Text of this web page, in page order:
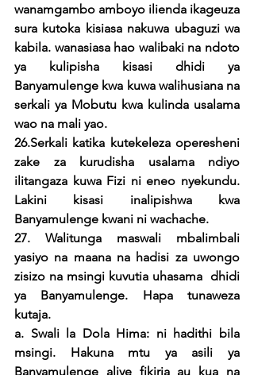
wanamgambo amboyo ilienda ikageuza
sura kutoka kisiasa nakuwa ubaguzi wa
kabila. wanasiasa hao walibaki na ndoto
ya kulipisha kisasi dhidi ya
Banyamulenge kwa kuwa walihusiana na
serkali ya Mobutu kwa kulinda usalama
wao na mali yao.
26.Serkali katika kutekeleza operesheni
zake za kurudisha usalama ndiyo
ilitangaza kuwa Fizi ni eneo nyekundu.
Lakini kisasi inalipishwa kwa
Banyamulenge kwani ni wachache.
27. Walitunga maswali mbalimbali
yasiyo na maana na hadisi za uwongo
zisizo na msingi kuvutia uhasama  dhidi
ya Banyamulenge. Hapa tunaweza
kutaja.
a. Swali la Dola Hima: ni hadithi bila
msingi. Hakuna mtu ya asili ya
Banyamulenge aliye fikiria au kua na